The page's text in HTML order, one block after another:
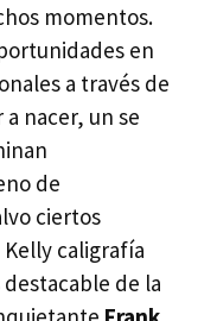
momentos.
en
a través de
nacer, un se
de
ciertos
caligrafía
de la